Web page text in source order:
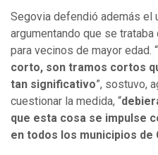
Segovia defendió además el
argumentando que se
para vecinos de mayor edad. “
corto, son tramos cortos
tan significativo”, sostuvo,
cuestionar la medida, “
que esta cosa se impulse
en todos los municipios de